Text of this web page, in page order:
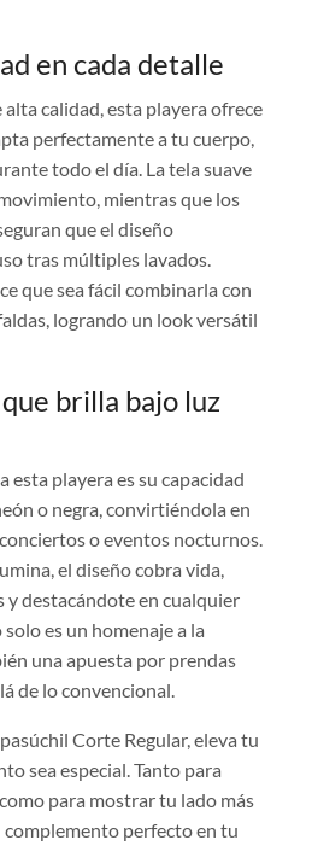
en cada detalle
calidad, esta playera ofrece
perfectamente a tu cuerpo,
todo el día. La tela suave
mientras que los
que el diseño
tras múltiples lavados.
que sea fácil combinarla con
logrando un look versátil
brilla bajo luz
esta playera es su capacidad
o negra, convirtiéndola en
o eventos nocturnos.
el diseño cobra vida,
destacándote en cualquier
es un homenaje a la
una apuesta por prendas
de lo convencional.
Corte Regular, eleva tu
sea especial. Tanto para
para mostrar tu lado más
complemento perfecto en tu